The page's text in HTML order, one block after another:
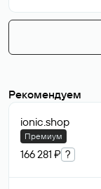
Рекомендуем
ionic.shop
Премиум
166 281 ₽ ?